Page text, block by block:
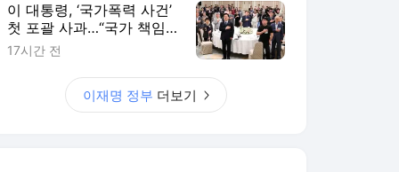
이 대통령, ‘국가폭력 사건’
첫 포괄 사과…“국가 책임
에 유효기간 없다”
17시간 전
이재명 정부 더보기